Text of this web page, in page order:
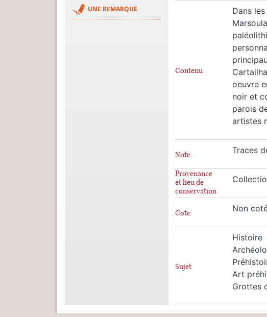
UNE REMARQUE
Contenu
Dans
oeuvre
noir et
parois
artistes
Note Traces
Provenance
et lieu de
conservation
Cote Non
Sujet
Histoire
Art
Grottes